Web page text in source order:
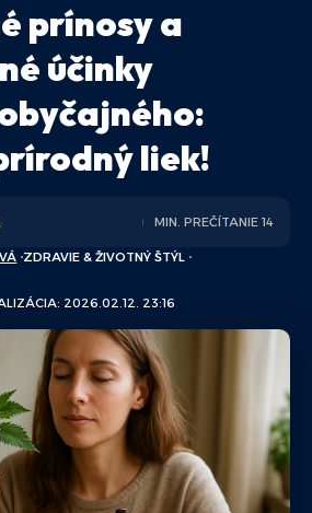
prínosy a
účinky
liek!
2026.02.12. 23:16
ZDRAVIE & ŽIVOTNÝ ŠTÝL
MIN. PREČÍTANIE 14